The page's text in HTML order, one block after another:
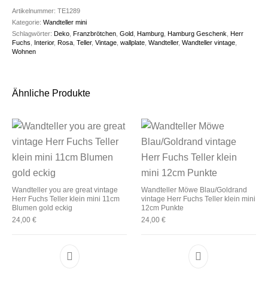
Artikelnummer:TE1289
Kategorie:Wandteller mini
Schlagwörter:Deko ,Franzbrötchen ,Gold ,Hamburg ,Hamburg Geschenk ,Herr
Fuchs
Interior,Rosa ,Teller,Vintage ,wallplate ,Wandteller,Wandteller vintage
Wohnen
Ähnliche Produkte
Wandteller you are great vintage
Herr Fuchs Teller klein mini 11cm
Blumen gold eckig
24,00€
Wandteller Möwe Blau/Goldrand
vintage Herr Fuchs Teller klein mini
12cm Punkte
24,00 €